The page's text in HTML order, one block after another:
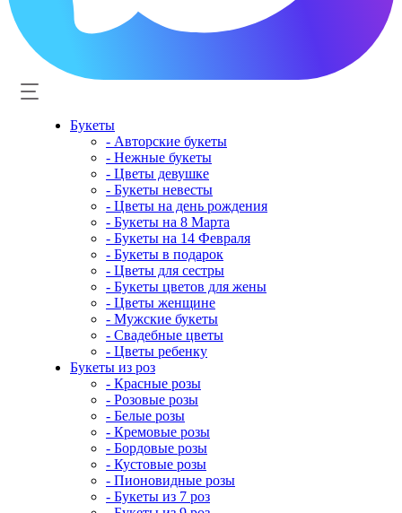
Букеты
- Авторские букеты
- Нежные букеты
- Цветы девушке
- Букеты невесты
- Цветы на день рождения
- Букеты на 8 Марта
- Букеты на 14 Февраля
- Букеты в подарок
- Цветы для сестры
- Букеты цветов для жены
- Цветы женщине
- Мужские букеты
- Свадебные цветы
- Цветы ребенку
Букеты из роз
- Красные розы
- Розовые розы
- Белые розы
- Кремовые розы
- Бордовые розы
- Кустовые розы
- Пионовидные розы
- Букеты из 7 роз